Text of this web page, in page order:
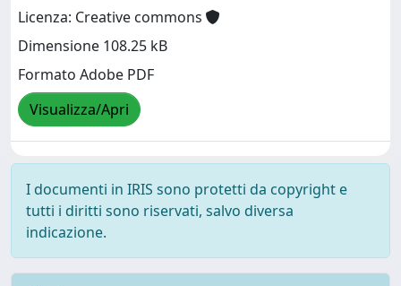
Licenza: Creative commons
Dimensione 108.25 kB
Formato Adobe PDF
Visualizza/Apri
I documenti in IRIS sono protetti da copyright e
tutti i diritti sono riservati, salvo diversa
indicazione.